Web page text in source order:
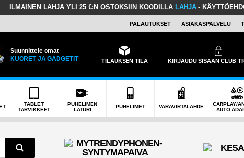
ILMAINEN LAHJA YLI 25 €:N OSTOKSIIN KOODILLA LAHJA-
PALAUTUKSET ASIAKASPALVELU
Suunnittele omat
KUORET JA GADGETIT
TILAUKSEN TILA KIRJAUDU SISÄÄN CLUB
TABLET
TARVIKKEET
PUHELIMEN
LATURI
PUHELIMET VARAVIRTALÄHDE
CARPLAY/
AUTO